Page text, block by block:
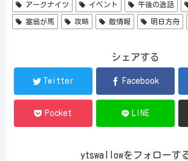
アークナイツ イベント 午後の逸話
塞翁が馬 攻略 敵情報 明日方舟
シェアする
Twitter Facebook
Pocket LINE
ytswallowをフォローす